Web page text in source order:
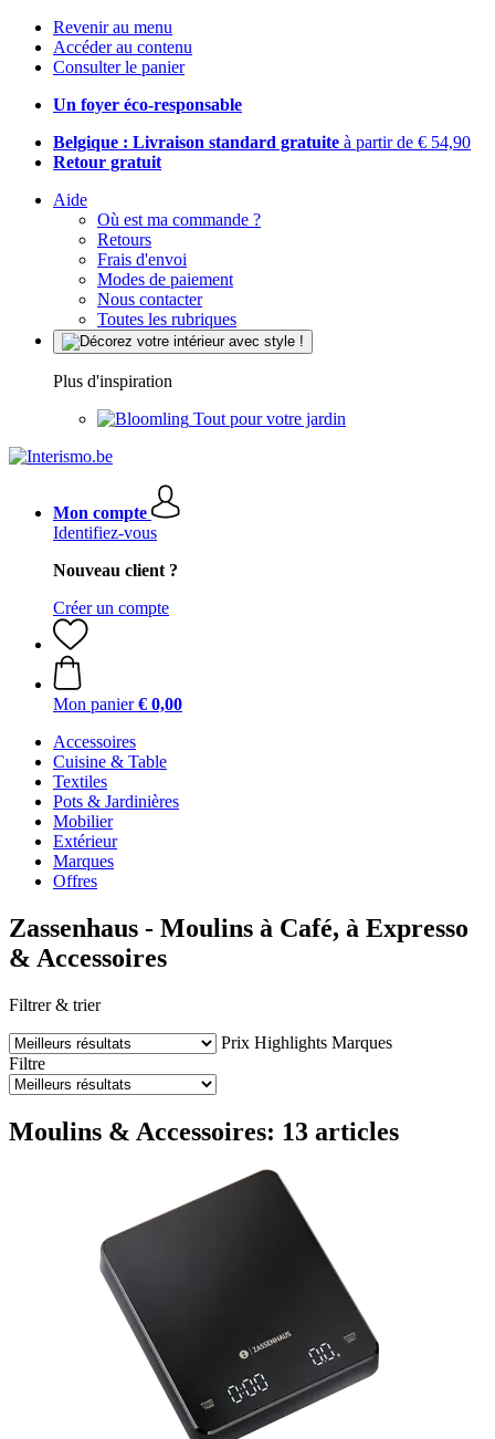
Revenir au menu
Accéder au contenu
Consulter le panier
Un foyer éco-responsable
Belgique : Livraison standard gratuite à partir de € 54,90
Retour gratuit
Aide
Où est ma commande ?
Retours
Frais d'envoi
Modes de paiement
Nous contacter
Toutes les rubriques
Plus d'inspiration
Tout pour votre jardin
Mon compte
Identifiez-vous
Nouveau client ?
Créer un compte
Mon panier € 0,00
Accessoires
Cuisine & Table
Textiles
Pots & Jardinières
Mobilier
Extérieur
Marques
Offres
Zassenhaus - Moulins à Café, à Expresso
& Accessoires
Filtrer & trier
Prix Highlights Marques
Filtre
Moulins & Accessoires: 13 articles